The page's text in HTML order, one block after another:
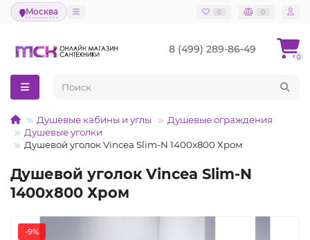
Москва 0 0
8 (499) 289-86-49
0
Душевые кабины и углы
Душевые ограждения
Душевые уголки
Душевой уголок Vincea Slim-N 1400x800 Хром
Душевой уголок Vincea Slim-N
1400x800 Хром
-9%